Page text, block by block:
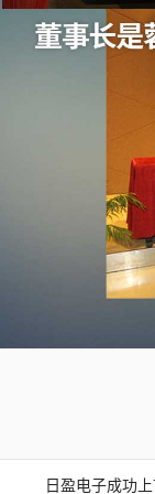
日盈电子成功